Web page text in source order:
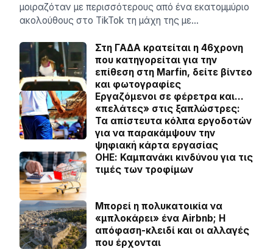
μοιραζόταν με περισσότερους από ένα εκατομμύριο
ακολούθους στο TikTok τη μάχη της με…
Στη ΓΑΔΑ κρατείται η 46χρονη
που κατηγορείται για την
επίθεση στη Marfin, δείτε βίντεο
και φωτογραφίες
Εργαζόμενοι σε φέρετρα και…
«πελάτες» στις ξαπλώστρες:
Τα απίστευτα κόλπα εργοδοτών
για να παρακάμψουν την
ψηφιακή κάρτα εργασίας
ΟΗΕ: Καμπανάκι κινδύνου για τις
τιμές των τροφίμων
Μπορεί η πολυκατοικία να
«μπλοκάρει» ένα Airbnb; Η
απόφαση-κλειδί και οι αλλαγές
που έρχονται